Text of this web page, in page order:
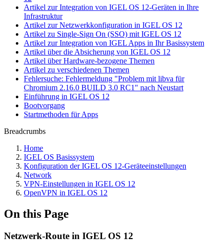
Artikel zur Integration von IGEL OS 12-Geräten in Ihre
Infrastruktur
Artikel zur Netzwerkkonfiguration in IGEL OS 12
Artikel zu Single-Sign On (SSO) mit IGEL OS 12
Artikel zur Integration von IGEL Apps in Ihr Basissystem
Artikel über die Absicherung von IGEL OS 12
Artikel über Hardware-bezogene Themen
Artikel zu verschiedenen Themen
Fehlersuche: Fehlermeldung "Problem mit libva für
Chromium 2.16.0 BUILD 3.0 RC1" nach Neustart
Einführung in IGEL OS 12
Bootvorgang
Startmethoden für Apps
Breadcrumbs
Home
IGEL OS Basissystem
Konfiguration der IGEL OS 12-Geräteeinstellungen
Network
VPN-Einstellungen in IGEL OS 12
OpenVPN in IGEL OS 12
On this Page
Netzwerk-Route in IGEL OS 12